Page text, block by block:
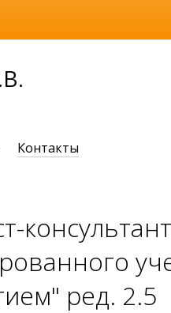
Контакты
ред. 2.5